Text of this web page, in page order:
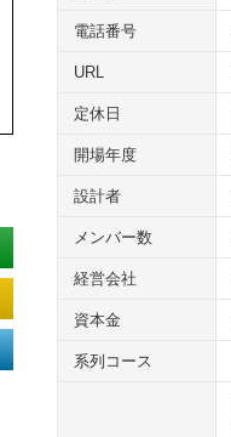
電話番号
URL
定休日
開場年度
設計者
メンバー数
経営会社
資本金
系列コース